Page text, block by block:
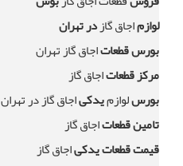
لوازماجاق گازدر تهران
بورس قطعاتاجاق گاز تهران
مرکز قطعاتاجاق گاز
بورسلوازمیدکیاجاق گاز در تهران
تامین قطعاتاجاق گاز
قیمت قطعات یدکیاجاق گاز